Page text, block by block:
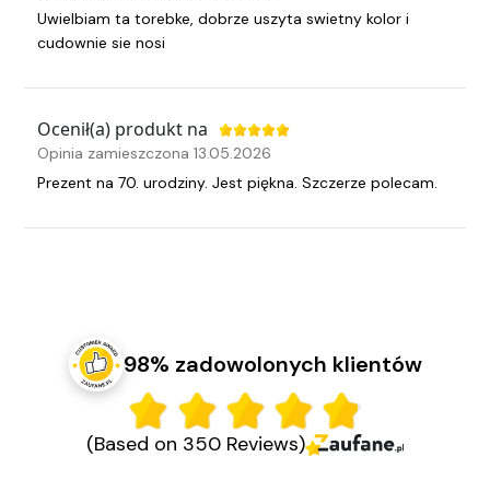
Uwielbiam ta torebke, dobrze uszyta swietny kolor i
cudownie sie nosi
Ocenił(a) produkt na
Opinia zamieszczona 13.05.2026
Prezent na 70. urodziny. Jest piękna. Szczerze polecam.
98% zadowolonych klientów
(Based on 350 Reviews)